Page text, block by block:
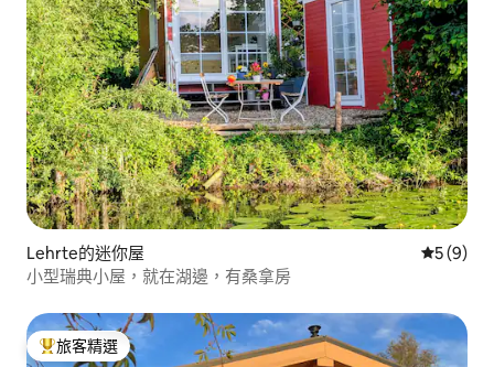
Lehrte的迷你屋 從 9 則評
5 (9)
小型瑞典小屋，就在湖邊，有桑拿房
旅客精選榜首
旅客精選